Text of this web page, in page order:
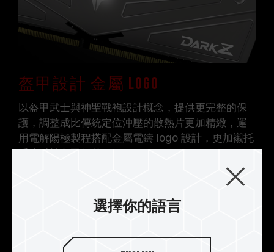
盔甲設計 金屬 LOGO
以盔甲武士與神聖戰袍設計概念，提供更完整的保
護，調整成比傳統定位沖壓的散熱片更加精緻，運
用電解陽極製程搭配金屬電鑄 logo 設計，更加襯托
呼應科技盔甲氣勢。
選擇你的語言